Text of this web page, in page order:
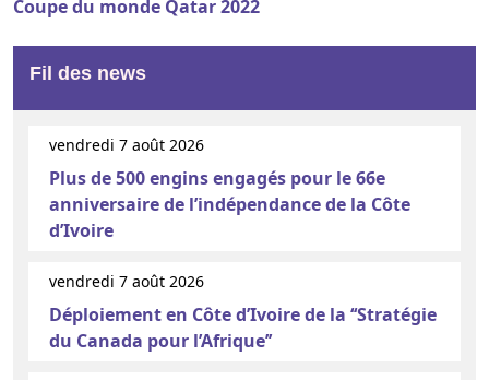
Coupe du monde Qatar 2022
Fil des news
vendredi 7 août 2026
Plus de 500 engins engagés pour le 66e
anniversaire de l’indépendance de la Côte
d’Ivoire
vendredi 7 août 2026
Déploiement en Côte d’Ivoire de la ‘‘Stratégie
du Canada pour l’Afrique’’